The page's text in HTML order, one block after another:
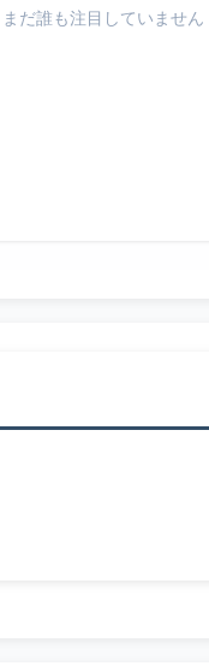
まだ誰も注目していません